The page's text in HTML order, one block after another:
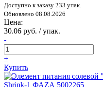
Доступно к заказу 233 упак.
Обновлено 08.08.2026
Цена:
30.06 руб. / упак.
-
+
Купить